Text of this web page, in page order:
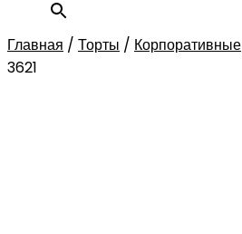
Главная / Торты / Корпоративные
3621